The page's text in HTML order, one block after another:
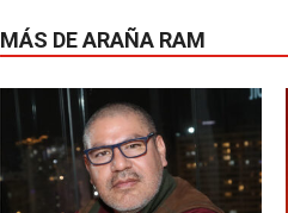
MÁS DE ARAÑA RAM